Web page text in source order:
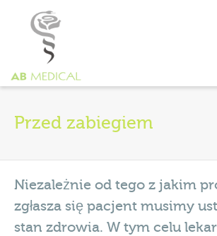
Przed zabiegiem
Niezależnie od tego z jakim
zgłasza się pacjent musimy
stan zdrowia. W tym celu